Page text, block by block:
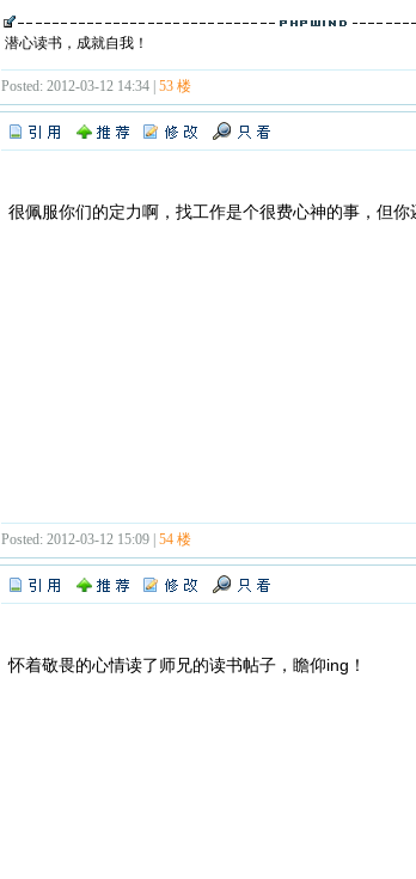
潜心读书，成就自我！
Posted: 2012-03-12 14:34 |53 楼
很佩服你们的定力啊，找工作是个很费心神的事，但
Posted: 2012-03-12 15:09 |54 楼
怀着敬畏的心情读了师兄的读书帖子，瞻仰ing！